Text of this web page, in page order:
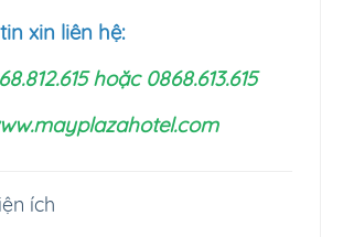
xin liên hệ:
hoặc 0868.613.615
ích